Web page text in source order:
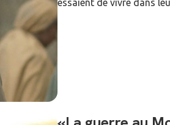
essaient de vivre dans